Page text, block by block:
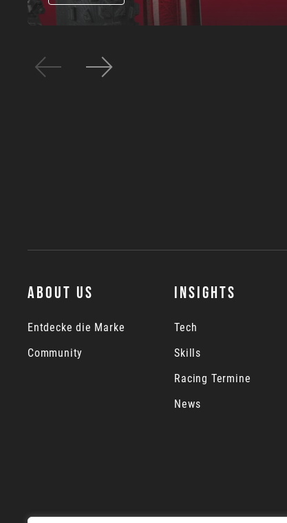
ABOUT US
Entdecke die Marke
Community
INSIGHTS
Tech
Skills
Racing Termine
News